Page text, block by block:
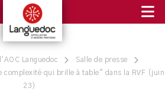
Languedoc
Salle de presse
complexité qui brille à table" dans la RVF (juin
23)